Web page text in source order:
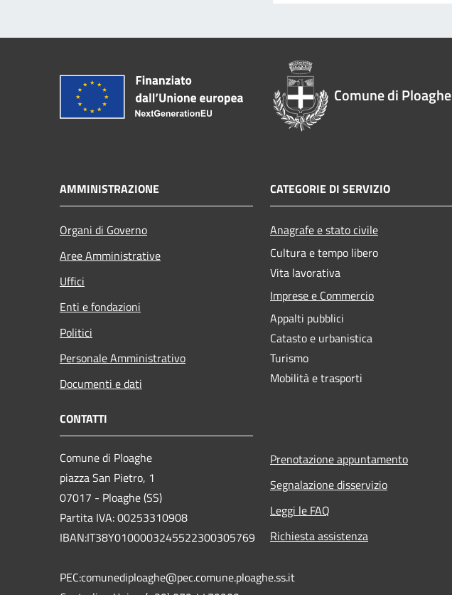
Comune di Ploaghe
AMMINISTRAZIONE
Organi di Governo
Aree Amministrative
Uffici
Enti e fondazioni
Politici
Personale Amministrativo
Documenti e dati
CATEGORIE DI SERVIZIO
Anagrafe e stato civile
Cultura e tempo libero
Vita lavorativa
Imprese e Commercio
Appalti pubblici
Catasto e urbanistica
Turismo
Mobilità e trasporti
CONTATTI
Comune di Ploaghe
piazza San Pietro, 1
07017 - Ploaghe (SS)
Partita IVA: 00253310908
IBAN:IT38Y0100003245522300305769
PEC:comunediploaghe@pec.comune.ploaghe.ss.it
Prenotazione appuntamento
Segnalazione disservizio
Leggi le FAQ
Richiesta assistenza